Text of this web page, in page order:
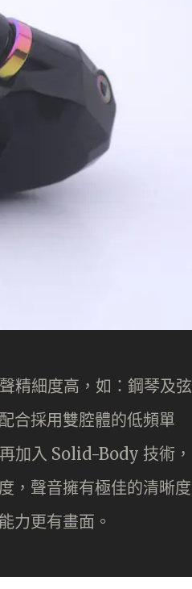
精細度高，如：鋼琴及弦
合採用雙腔體的低頻單
加入 Solid-Body 技術，
，聲音擁有極佳的清晰度
力更有畫面。